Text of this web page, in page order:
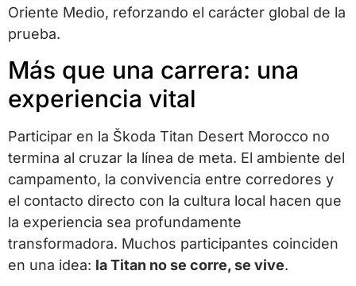
Oriente Medio, reforzando el carácter global de la
prueba.
Más que una carrera: una
experiencia vital
Participar en la Škoda Titan Desert Morocco no
termina al cruzar la línea de meta. El ambiente del
campamento, la convivencia entre corredores y
el contacto directo con la cultura local hacen que
la experiencia sea profundamente
transformadora. Muchos participantes coinciden
en una idea: la Titan no se corre, se vive.